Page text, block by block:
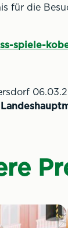
für die
spiele-